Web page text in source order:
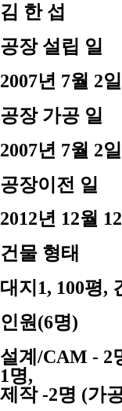
김 한 섭
공장 설립 일
2007년 7월 2
공장 가공 일
2007년 7월 2일
공장이전 일
2012년 12월
건물 형태
대지1, 100평,
인원(6명)
설계/CAM - 2
1명,
제작 -2명 (가